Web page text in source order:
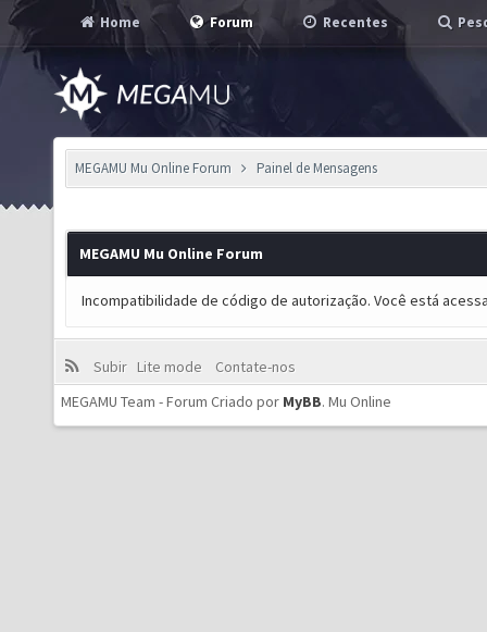
Home Forum Recentes
MEGAMU Mu Online Forum Painel de Mensagens
MEGAMU Mu Online Forum
Incompatibilidade de código de autorização. Você está
Subir Lite mode
Contate-nos
MEGAMU Team - Forum Criado por MyBB. Mu Online